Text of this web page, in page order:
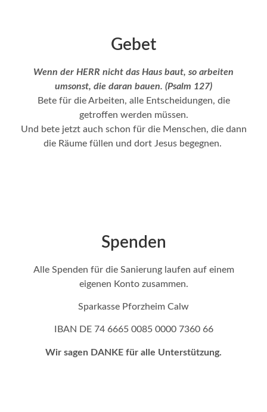
Gebet
Wenn der HERR nicht das Haus baut, so arbeiten
umsonst, die daran bauen. (Psalm 127)
Bete für die Arbeiten, alle Entscheidungen, die
getroffen werden müssen.
Und bete jetzt auch schon für die Menschen, die dann
die Räume füllen und dort Jesus begegnen.
Spenden
Alle Spenden für die Sanierung laufen auf einem
eigenen Konto zusammen.
Sparkasse Pforzheim Calw
IBAN DE 74 6665 0085 0000 7360 66
Wir sagen DANKE für alle Unterstützung.